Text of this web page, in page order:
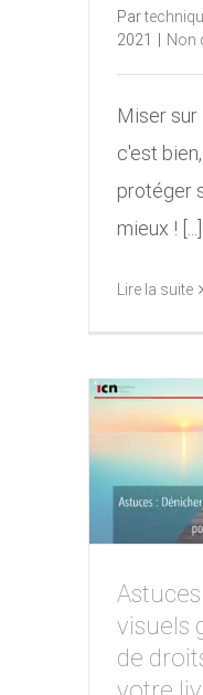
Par
2021
Non
Miser sur
c'est
protéger
mieux ! [...]
Lire la suite
visuels
droits
visuels
de